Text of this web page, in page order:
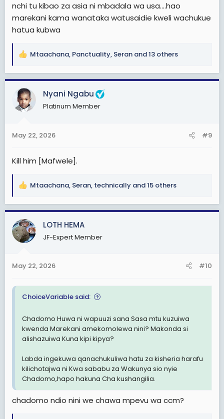
nchi tu kibao za asia ni mbadala wa usa....hao
marekani kama wanataka watusaidie kweli wachukue
hatua kubwa
R
a
c
t
i
s
Mtaachana, Panctuality, Seran and 13 others
Nyani Ngabu
Platinum Member
May 22, 2026 #9
Kill him [Mafwele].
R
a
c
t
i
s
Mtaachana, Seran, technically and 15 others
LOTH HEMA
JF-Expert Member
May 22, 2026 #10
ChoiceVariable said:
Chadomo Huwa ni wapuuzi sana Sasa mtu kuzuiwa
kwenda Marekani amekomolewa nini? Makonda si
alishazuiwa Kuna kipi kipya?
Labda ingekuwa qanachukuliwa hatu za kisheria harafu
kilichotajwa ni Kwa sababu za Wakunya sio nyie
Chadomo,hapo hakuna Cha kushangilia.
chadomo ndio nini we chawa mpevu wa ccm?